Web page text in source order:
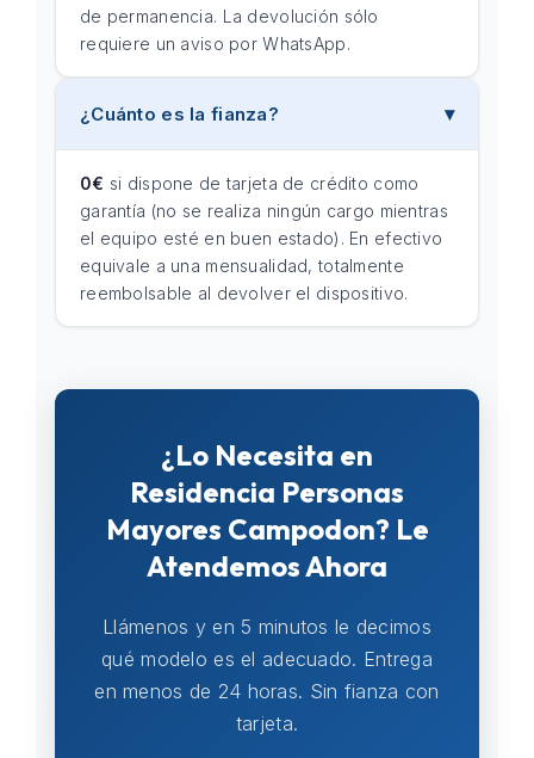
de permanencia. La devolución sólo
requiere un aviso por WhatsApp.
¿Cuánto es la fianza?
0€ si dispone de tarjeta de crédito como
garantía (no se realiza ningún cargo mientras
el equipo esté en buen estado). En efectivo
equivale a una mensualidad, totalmente
reembolsable al devolver el dispositivo.
¿Lo Necesita en
Residencia Personas
Mayores Campodon? Le
Atendemos Ahora
Llámenos y en 5 minutos le decimos
qué modelo es el adecuado. Entrega
en menos de 24 horas. Sin fianza con
tarjeta.